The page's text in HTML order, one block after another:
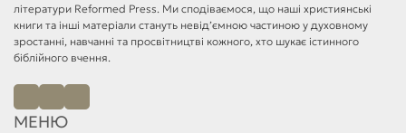
літератури Reformed Press. Ми сподіваємося, що наші християнські
книги та інші матеріали стануть невід’ємною частиною у духовному
зростанні, навчанні та просвітництві кожного, хто шукає істинного
біблійного вчення.
МЕНЮ